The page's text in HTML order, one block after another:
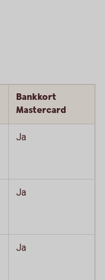
Bankkort
Mastercard
Ja
Ja
Ja